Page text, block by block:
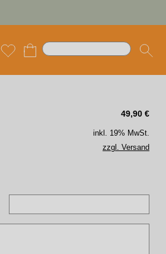
49,90 €
inkl. 19% MwSt.
zzgl. Versand